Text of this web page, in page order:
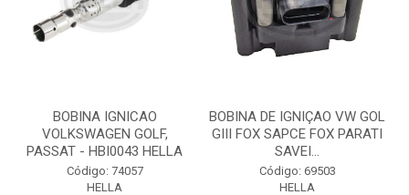
BOBINA IGNICAO
VOLKSWAGEN GOLF,
PASSAT - HBI0043 HELLA
Código: 74057
HELLA
BOBINA DE IGNIÇAO VW GOL
GIII FOX SAPCE FOX PARATI
SAVEI...
Código: 69503
HELLA